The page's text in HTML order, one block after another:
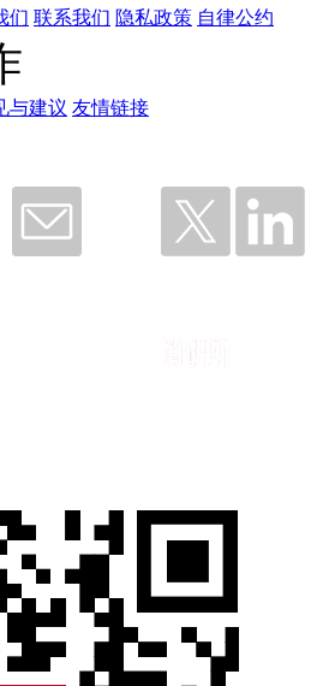
与钉同行12载
们 联系我们 隐私政策 自律公约
与建议 友情链接